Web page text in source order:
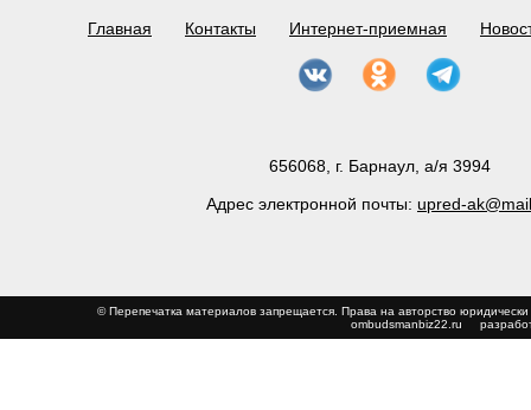
Главная Контакты Интернет-приемная
656068, г. Барнаул, а/я 3994
Адрес электронной почты: upred-
© Перепечатка материалов запрещается. Права на авторство
ombudsmanbiz22.ru